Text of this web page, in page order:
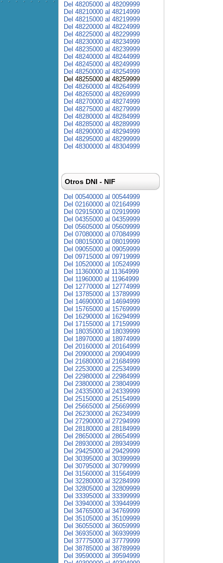
Del 48205000 al 48209999
Del 48210000 al 48214999
Del 48215000 al 48219999
Del 48220000 al 48224999
Del 48225000 al 48229999
Del 48230000 al 48234999
Del 48235000 al 48239999
Del 48240000 al 48244999
Del 48245000 al 48249999
Del 48250000 al 48254999
Del 48255000 al 48259999
Del 48260000 al 48264999
Del 48265000 al 48269999
Del 48270000 al 48274999
Del 48275000 al 48279999
Del 48280000 al 48284999
Del 48285000 al 48289999
Del 48290000 al 48294999
Del 48295000 al 48299999
Del 48300000 al 48304999
Otros DNI - NIF
Del 00540000 al 00544999
Del 02160000 al 02164999
Del 02915000 al 02919999
Del 04355000 al 04359999
Del 05605000 al 05609999
Del 07080000 al 07084999
Del 08015000 al 08019999
Del 09055000 al 09059999
Del 09715000 al 09719999
Del 10520000 al 10524999
Del 11360000 al 11364999
Del 11960000 al 11964999
Del 12770000 al 12774999
Del 13785000 al 13789999
Del 14690000 al 14694999
Del 15765000 al 15769999
Del 16290000 al 16294999
Del 17155000 al 17159999
Del 18035000 al 18039999
Del 18970000 al 18974999
Del 20160000 al 20164999
Del 20900000 al 20904999
Del 21680000 al 21684999
Del 22530000 al 22534999
Del 22980000 al 22984999
Del 23800000 al 23804999
Del 24335000 al 24339999
Del 25150000 al 25154999
Del 25665000 al 25669999
Del 26230000 al 26234999
Del 27290000 al 27294999
Del 28180000 al 28184999
Del 28650000 al 28654999
Del 28930000 al 28934999
Del 29425000 al 29429999
Del 30395000 al 30399999
Del 30795000 al 30799999
Del 31560000 al 31564999
Del 32280000 al 32284999
Del 32805000 al 32809999
Del 33395000 al 33399999
Del 33940000 al 33944999
Del 34765000 al 34769999
Del 35105000 al 35109999
Del 36055000 al 36059999
Del 36935000 al 36939999
Del 37775000 al 37779999
Del 38785000 al 38789999
Del 39590000 al 39594999